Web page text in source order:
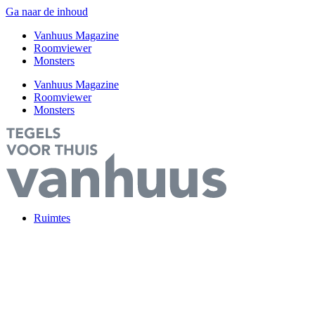
Ga naar de inhoud
Vanhuus Magazine
Roomviewer
Monsters
Vanhuus Magazine
Roomviewer
Monsters
Ruimtes